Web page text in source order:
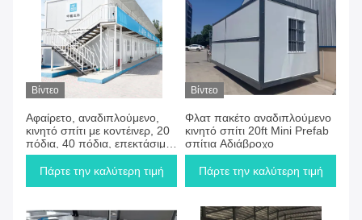
Προϊόντα
Βίντεο
Αφαίρετο, αναδιπλούμενο,
κινητό σπίτι με κοντέινερ, 20
πόδια, 40 πόδια, επεκτάσιμο
σπίτι με κοντέινερ
Πάρτε την καλύτερη τιμή
Βίντεο
Φλατ πακέτο αναδιπλούμενο
κινητό σπίτι 20ft Mini Prefab
σπίτια Αδιάβροχο
Πάρτε την καλύτερη τιμή